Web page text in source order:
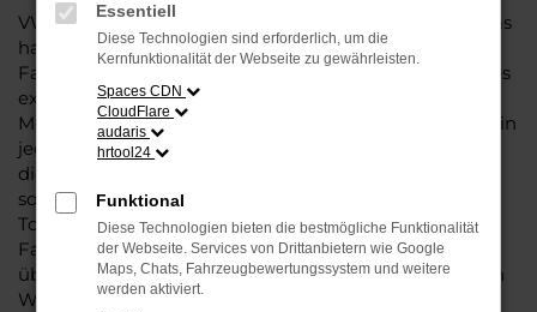
VW Touareg Gebrauchtwagen liegen im Trend und das
hat einen vergleichsweise einfachen Grund. Ob für
Fahrten in und um Gütersloh oder längere Strecken: es
existieren schlichtweg kaum Fahrzeuge, die diesem
Modell das Wasser reichen können. Die Qualität steht in
jeder Modellgeneration außer Frage. Hinzu kommen
die vielfältigen Möglichkeiten einer Individualisierung
sowie die zahlreichen Assistenzsysteme. Ein VW
Touareg Gebrauchtwagen für Gütersloh ist ein
Fahrzeug, wie es kompletter nicht sein könnte und
überzeugt durch Langlebigkeit und einen sehr soliden
Werterhalt. Bei Steinböhmer kommt hinzu, dass Sie
Essentiell
Diese Technologien sind erforderlich, um die
Kernfunktionalität der Webseite zu gewährleisten.
Spaces CDN
CloudFlare
audaris
hrtool24
Funktional
Diese Technologien bieten die bestmögliche Funktionalität
der Webseite. Services von Drittanbietern wie Google
Maps, Chats, Fahrzeugbewertungssystem und weitere
werden aktiviert.